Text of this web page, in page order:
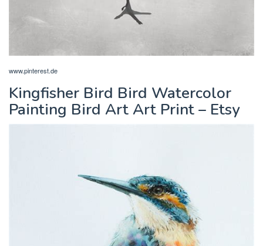
www.pinterest.de
Kingfisher Bird Bird Watercolor
Painting Bird Art Art Print – Etsy